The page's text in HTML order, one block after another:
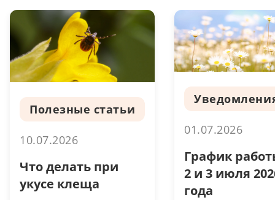
Полезные статьи
10.07.2026
Что делать при
укусе клеща
01.07.2026
График
2 и 3 июля
года